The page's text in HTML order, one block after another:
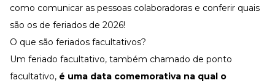
Infográfico
Conteúdo prático e rápido
Kits
Materiais centralizados
Lives
como comunicar as pessoas colaboradoras e conferir quais
são os de feriados de 2026!
O que são feriados facultativos?
Um feriado facultativo, também chamado de ponto
facultativo, é uma data comemorativa na qual o